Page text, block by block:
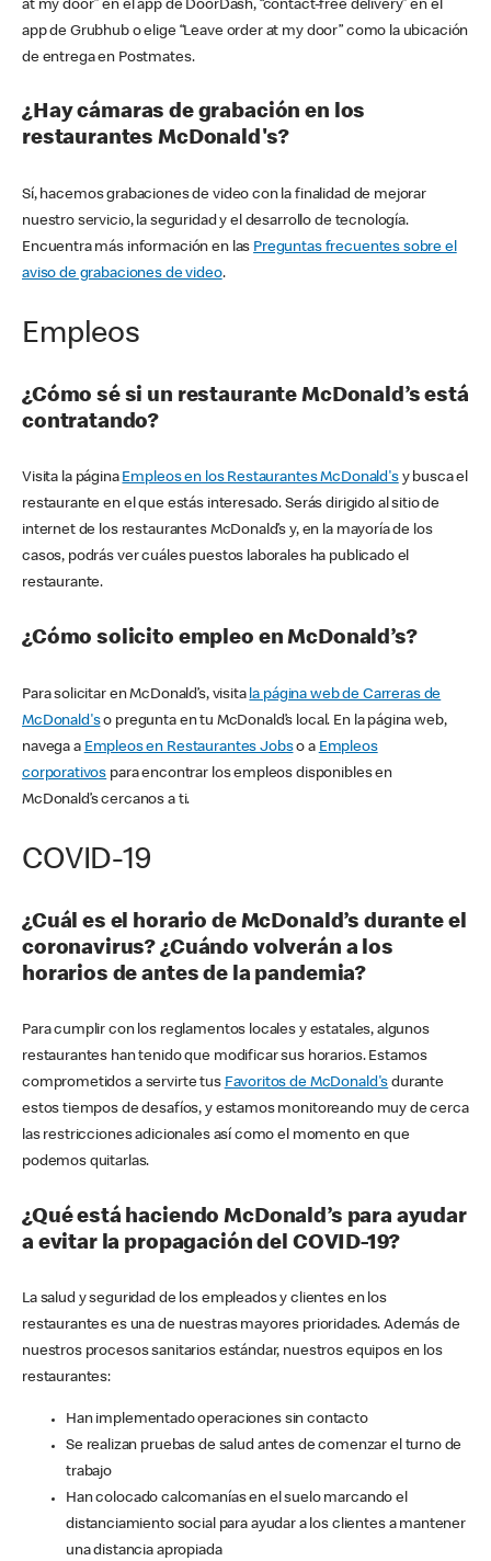
at my door” en el app de DoorDash, “contact-free delivery” en el
app de Grubhub o elige “Leave order at my door” como la ubicación
de entrega en Postmates.
¿Hay cámaras de grabación en los
restaurantes McDonald's?
Sí, hacemos grabaciones de video con la finalidad de mejorar
nuestro servicio, la seguridad y el desarrollo de tecnología.
Encuentra más información en las Preguntas frecuentes sobre el
aviso de grabaciones de video.
Empleos
¿Cómo sé si un restaurante McDonald’s está
contratando?
Visita la página Empleos en los Restaurantes McDonald'sy busca el
restaurante en el que estás interesado. Serás dirigido al sitio de
internet de los restaurantes McDonald’s y, en la mayoría de los
casos, podrás ver cuáles puestos laborales ha publicado el
restaurante.
¿Cómo solicito empleo en McDonald’s?
Para solicitar en McDonald’s, visita la página web de Carreras de
McDonald'so pregunta en tu McDonald’s local. En la página web,
navega a Empleos en Restaurantes Jobso a Empleos
corporativos para encontrar los empleos disponibles en
McDonald’s cercanos a ti.
COVID-19
¿Cuál es el horario de McDonald’s durante el
coronavirus? ¿Cuándo volverán a los
horarios de antes de la pandemia?
Para cumplir con los reglamentos locales y estatales, algunos
restaurantes han tenido que modificar sus horarios. Estamos
comprometidos a servirte tus Favoritos de McDonald's durante
estos tiempos de desafíos, y estamos monitoreando muy de cerca
las restricciones adicionales así como el momento en que
podemos quitarlas.
¿Qué está haciendo McDonald’s para ayudar
a evitar la propagación del COVID-19?
La salud y seguridad de los empleados y clientes en los
restaurantes es una de nuestras mayores prioridades. Además de
nuestros procesos sanitarios estándar, nuestros equipos en los
restaurantes:
Han implementado operaciones sin contacto
Se realizan pruebas de salud antes de comenzar el turno de
trabajo
Han colocado calcomanías en el suelo marcando el
distanciamiento social para ayudar a los clientes a mantener
una distancia apropiada